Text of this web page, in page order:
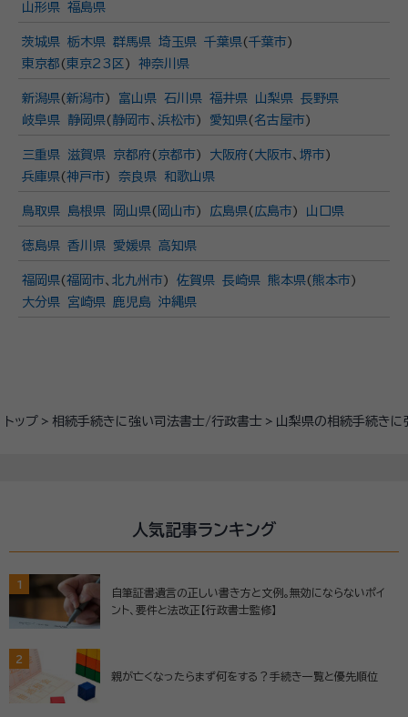
トップ 相続手続きに強い司法書士/行政書士 山梨県の相続手続き
山形県 福島県
茨城県 栃木県 群馬県 埼玉県 千葉県(千葉市)
東京都 ( 東京23区 ) 神奈川県
新潟県(新潟市) 富山県 石川県 福井県 山梨県 長野県
岐阜県
静岡県( 静岡市、 浜松市) 愛知県( 名古屋市)
三重県 滋賀県 京都府( 京都市) 大阪府( 大阪市、 堺市)
兵庫県(神戸市) 奈良県 和歌山県
鳥取県 島根県 岡山県( 岡山市) 広島県( 広島市) 山口県
徳島県 香川県 愛媛県 高知県
福岡県(福岡市、 北九州市) 佐賀県 長崎県 熊本県(熊本市)
大分県
宮崎県 鹿児島 沖縄県
人気記事ランキング
1
自筆証書遺言の正しい書き方と文例。無効にならないポイ
ント、要件と法改正【行政書士監修】
2
親が亡くなったらまず何をする？手続き一覧と優先順位